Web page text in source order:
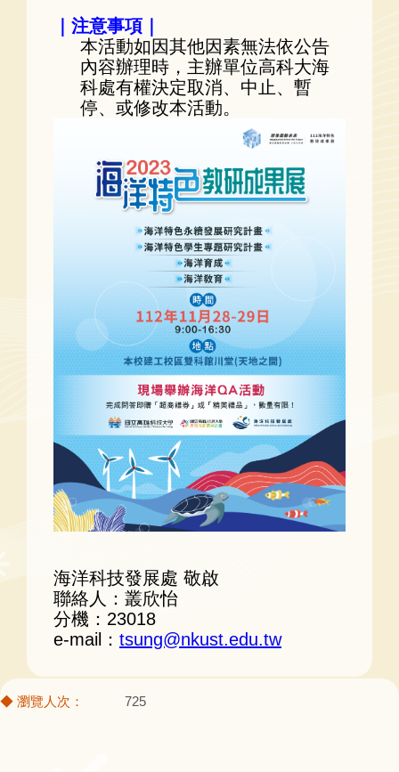
注意事項｜
本活動如因其他因素無法依公告
內容辦理時，主辦單位高科大海
科處有權決定取消、中止、暫
停、或修改本活動。
海洋科技發展處 敬啟
聯絡人：叢欣怡
分機：23018
e-mail： tsung@nkust.edu.tw
725